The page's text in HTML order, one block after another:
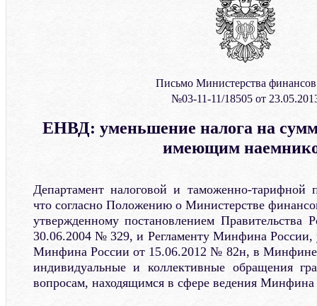
Письмо Министерства
№03-11-11/18505 от
ЕНВД: уменьшение налога на
имеющим
Департамент налоговой и таможенно-тарифной
что согласно Положению о Министерстве
утвержденному постановлением Правительства
30.06.2004 № 329, и Регламенту Минфина России,
Минфина России от 15.06.2012 № 82н, в Минфине
индивидуальные и коллективные обращения
вопросам, находящимся в сфере ведения Минфина